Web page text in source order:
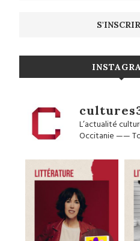
L’actualité
Occitanie——